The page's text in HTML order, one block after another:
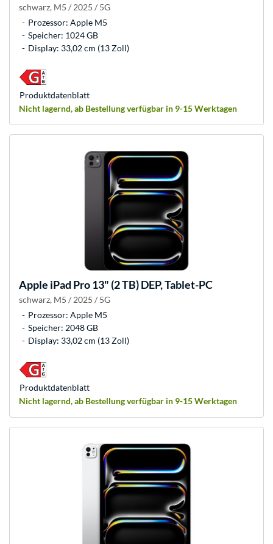
schwarz, M5 / 2025 / 5G
Prozessor: Apple M5
Speicher: 1024 GB
Display: 33,02 cm (13 Zoll)
Nicht lagernd, ab Bestellung verfügbar in 9-15 Werktagen
Produkt­datenblatt
Apple iPad Pro 13" (2 TB) DEP, Tablet-PC
schwarz, M5 / 2025 / 5G
Prozessor: Apple M5
Speicher: 2048 GB
Display: 33,02 cm (13 Zoll)
Nicht lagernd, ab Bestellung verfügbar in 9-15 Werktagen
Produkt­datenblatt